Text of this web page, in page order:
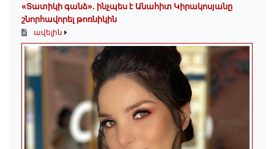
«Տատիկի գանձ». ինչպես է Անահիտ Կիրակոսյանը
շնորհավորել թոռնիկին
ավելին